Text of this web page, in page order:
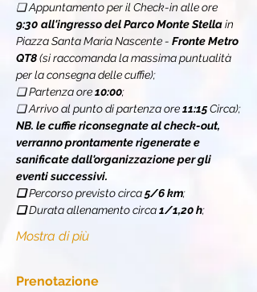
❏ Appuntamento per il Check-in alle ore
9:30 all'ingresso del Parco Monte Stella in
Piazza Santa Maria Nascente - Fronte Metro
QT8 (si raccomanda la massima puntualità
per la consegna delle cuffie);
❏ Partenza ore 10:00;
❏ Arrivo al punto di partenza ore 11:15 Circa);
NB. le cuffie riconsegnate al check-out,
verranno prontamente rigenerate e
sanificate dall'organizzazione per gli
eventi successivi.
❏ Percorso previsto circa 5/6 km;
❏ Durata allenamento circa 1/1,20 h;
Mostra di più
Prenotazione